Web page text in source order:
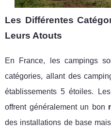
Les Différentes
Leurs Atouts
En France, les campings
catégories, allant des
établissements 5 étoiles.
offrent généralement un bon
des installations de base